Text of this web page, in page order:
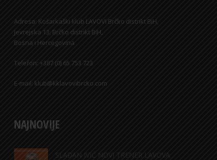
Adresa: Košarkaški klub LAVOVI Brčko distrikt BiH,
Jevrejska 13, Brčko distrikt BiH,
Bosna i Hercegovina
Telefon: +387 (0) 65 753 723
E-mail: klub@kklavovibrcko.com
NAJNOVIJE
SLAĐAN IVIĆ NOVI TRENER LAVOVA